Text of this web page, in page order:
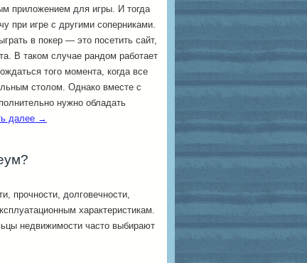
приложением для игры. И тогда
при игре с другими соперниками.
в покер — это посетить сайт,
В таком случае рандом работает
того момента, когда все
столом. Однако вместе с
нужно обладать
далее →
прочности, долговечности,
характеристикам.
недвижимости часто выбирают